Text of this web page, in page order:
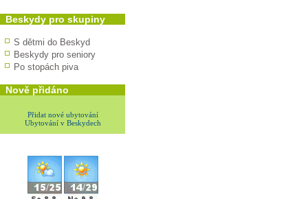
Beskydy pro skupiny
S dětmi do Beskyd
Beskydy pro seniory
Po stopách piva
Nově přidáno
Přidat nové ubytování
Ubytování v Beskydech